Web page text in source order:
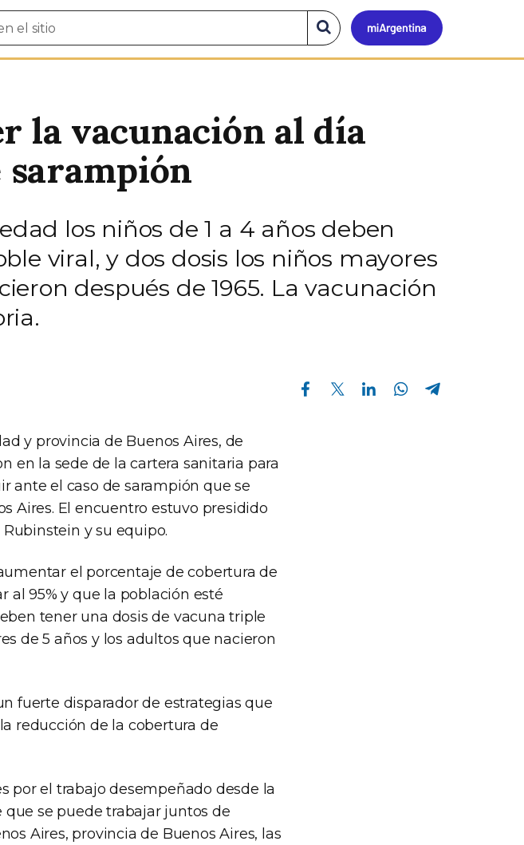
Mi
Buscar
en
el
la vacunación al día
sarampión
los niños de 1 a 4 años deben
viral, y dos dosis los niños mayores
después de 1965. La vacunación
Compartir en Facebook Compartir en Twitter Compartir en Linkedin Compartir en Whatsapp
y provincia de Buenos Aires, de
en la sede de la cartera sanitaria para
ante el caso de sarampión que se
Aires. El encuentro estuvo presidido
y su equipo.
el porcentaje de cobertura de
al 95% y que la población esté
tener una dosis de vacuna triple
de 5 años y los adultos que nacieron
fuerte disparador de estrategias que
reducción de la cobertura de
por el trabajo desempeñado desde la
que se puede trabajar juntos de
Aires, provincia de Buenos Aires, las